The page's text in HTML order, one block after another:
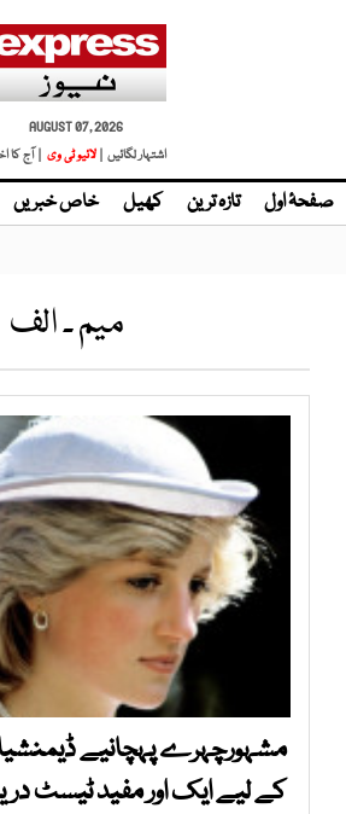
AUGUST 07, 2026
اشتہار لگائیں | لائیو ٹی وی | آج کا
صفحۂ اول تازہ ترین کھیل خاص خبریں
میم ۔ الف
مشہورچہرے پہچانیے
کے لیے ایک اور مفید ٹیسٹ